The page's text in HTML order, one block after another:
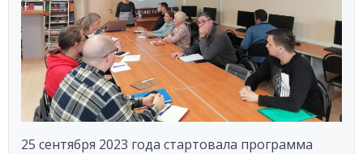
25 сентября 2023 года стартовала программа